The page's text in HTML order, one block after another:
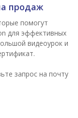
продаж
помогут
для эффективных
видеоурок и
запрос на почту